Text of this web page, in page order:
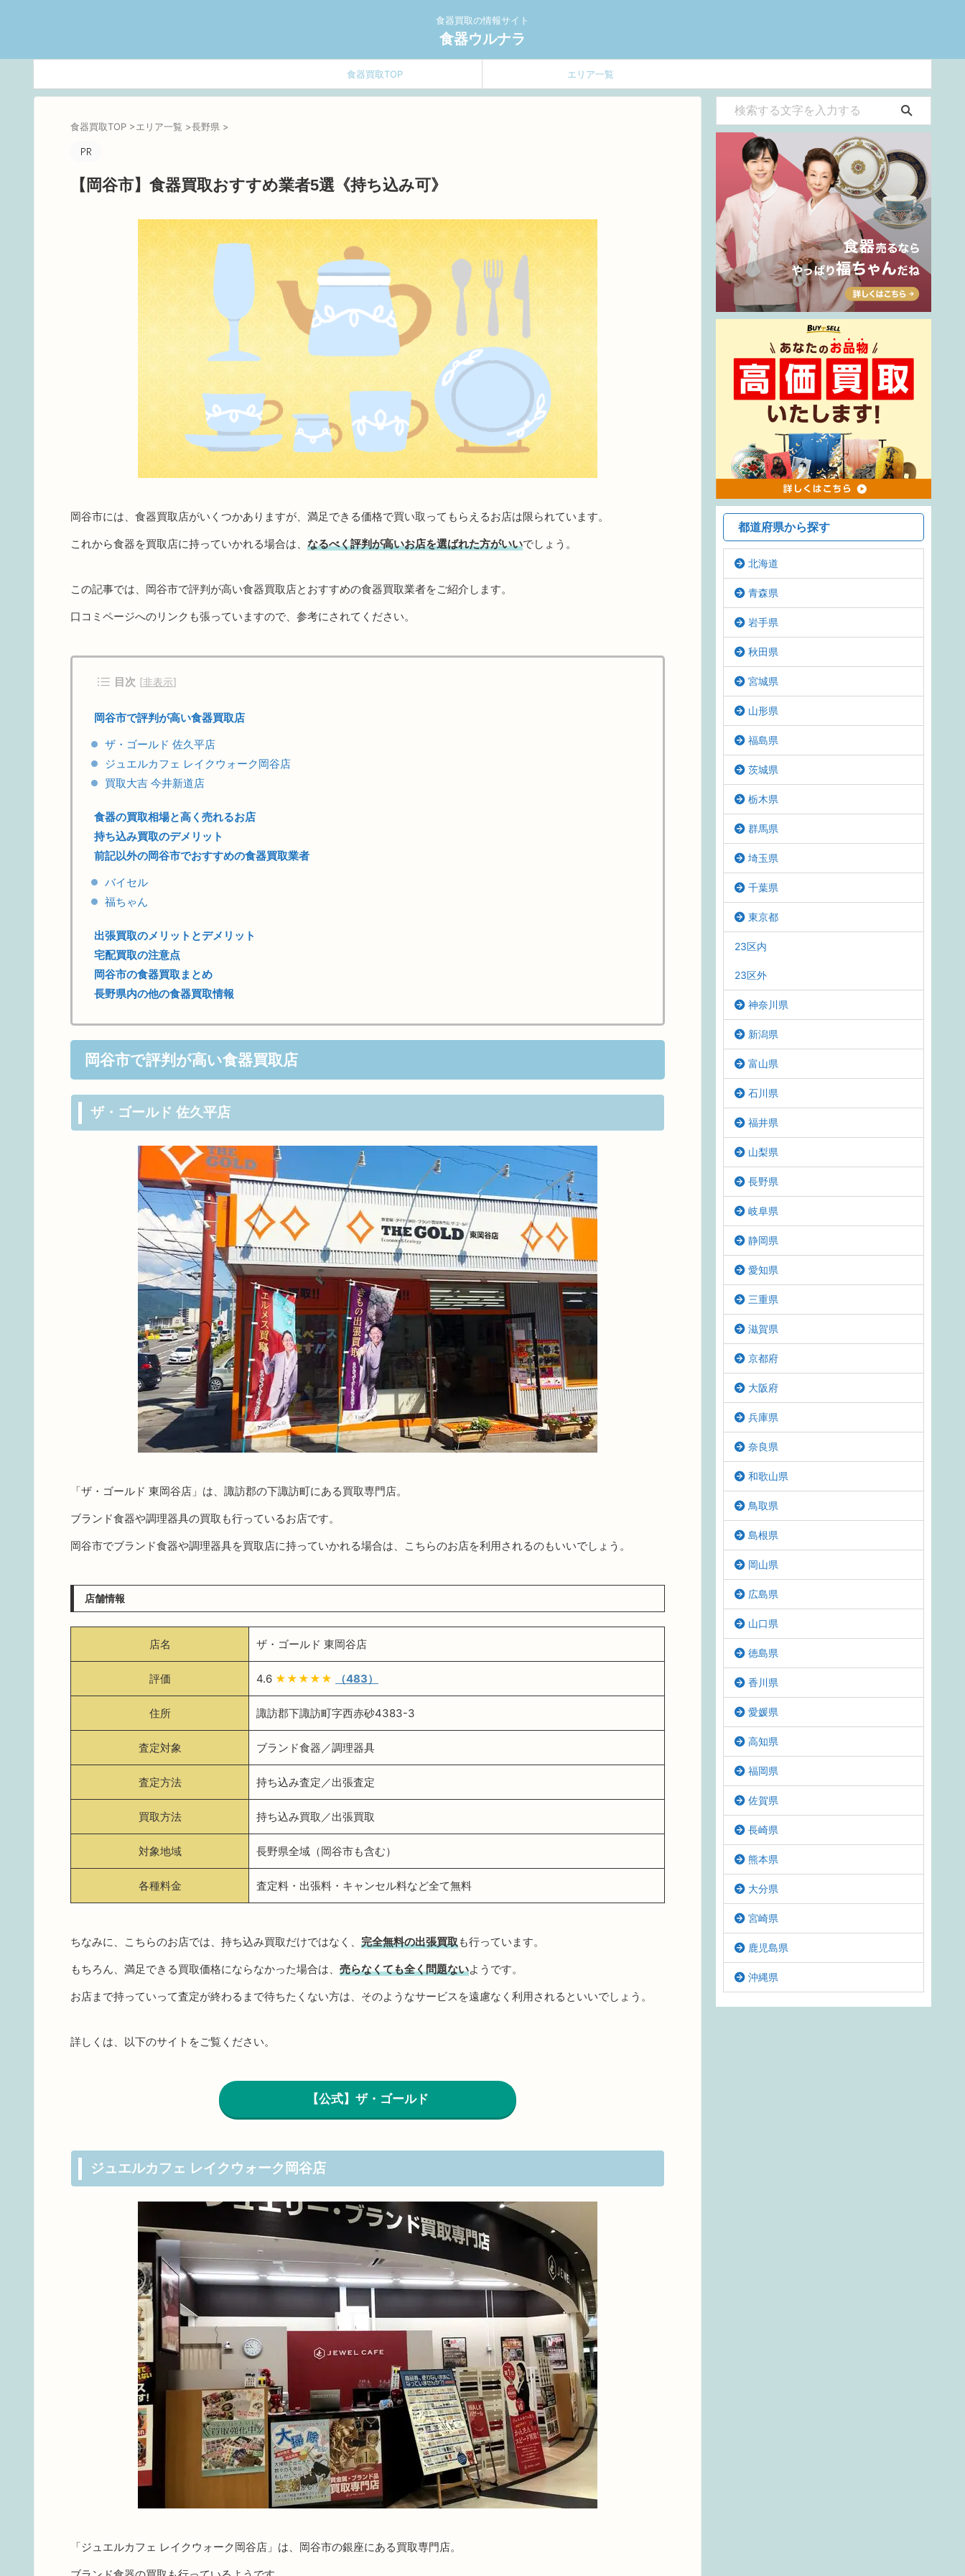
食器買取の情報サイト
食器ウルナラ
食器買取TOP エリア一覧
食器買取TOP >エリア一覧 >長野県 >
【岡谷市】食器買取おすすめ業者5選《持ち込み可》
岡谷市には、食器買取店がいくつかありますが、満足できる価格で買い取ってもらえるお店は限られています。
これから食器を買取店に持っていかれる場合は、 なるべく評判が高いお店を選ばれた方がいいでしょう。
この記事では、岡谷市で評判が高い食器買取店とおすすめの食器買取業者をご紹介します。
口コミページへのリンクも張っていますので、参考にされてください。
目次 [非表示]
岡谷市で評判が高い食器買取店
ザ・ゴールド 佐久平店
ジュエルカフェ レイクウォーク岡谷店
買取大吉 今井新道店
食器の買取相場と高く売れるお店
持ち込み買取のデメリット
前記以外の岡谷市でおすすめの食器買取業者
バイセル
福ちゃん
出張買取のメリットとデメリット
宅配買取の注意点
岡谷市の食器買取まとめ
長野県内の他の食器買取情報
岡谷市で評判が高い食器買取店
ザ・ゴールド 佐久平店
「ザ・ゴールド 東岡谷店」は、諏訪郡の下諏訪町にある買取専門店。
ブランド食器や調理器具の買取も行っているお店です。
岡谷市でブランド食器や調理器具を買取店に持っていかれる場合は、こちらのお店を利用されるのもいいでしょう。
店舗情報
店名 ザ・ゴールド 東岡谷店
評価 4.6 ★★★★★ （483）
住所 諏訪郡下諏訪町字西赤砂4383-3
査定対象 ブランド食器／調理器具
査定方法 持ち込み査定／出張査定
買取方法 持ち込み買取／出張買取
対象地域 長野県全域（岡谷市も含む）
各種料金 査定料・出張料・キャンセル料など全て無料
ちなみに、こちらのお店では、持ち込み買取だけではなく、 完全無料の出張買取も行っています。
もちろん、満足できる買取価格にならなかった場合は、 売らなくても全く問題ないようです。
お店まで持っていって査定が終わるまで待ちたくない方は、そのようなサービスを遠慮なく利用されるといいでしょう。
詳しくは、以下のサイトをご覧ください。
【公式】ザ・ゴールド
ジュエルカフェ レイクウォーク岡谷店
「ジュエルカフェ レイクウォーク岡谷店」は、岡谷市の銀座にある買取専門店。
都道府県から探す
北海道
青森県
岩手県
秋田県
宮城県
山形県
福島県
茨城県
栃木県
群馬県
埼玉県
千葉県
東京都
23区内
23区外
神奈川県
新潟県
富山県
石川県
福井県
山梨県
長野県
岐阜県
静岡県
愛知県
三重県
滋賀県
京都府
大阪府
兵庫県
奈良県
和歌山県
鳥取県
島根県
岡山県
広島県
山口県
徳島県
香川県
愛媛県
高知県
福岡県
佐賀県
長崎県
熊本県
大分県
宮崎県
鹿児島県
沖縄県